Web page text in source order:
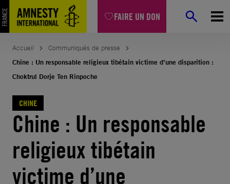
FAIRE UN DON
Aller
au
contenu
Accueil
Communiqués de presse
Chine : Un responsable religieux tibétain victime d’une disparition :
Choktrul Dorje Ten Rinpoche
CHINE
Chine : Un responsable
religieux tibétain
victime d’une